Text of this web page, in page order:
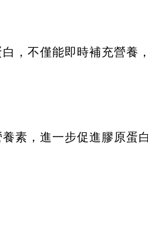
，不僅能即時補充營養，
素，進一步促進膠原蛋白